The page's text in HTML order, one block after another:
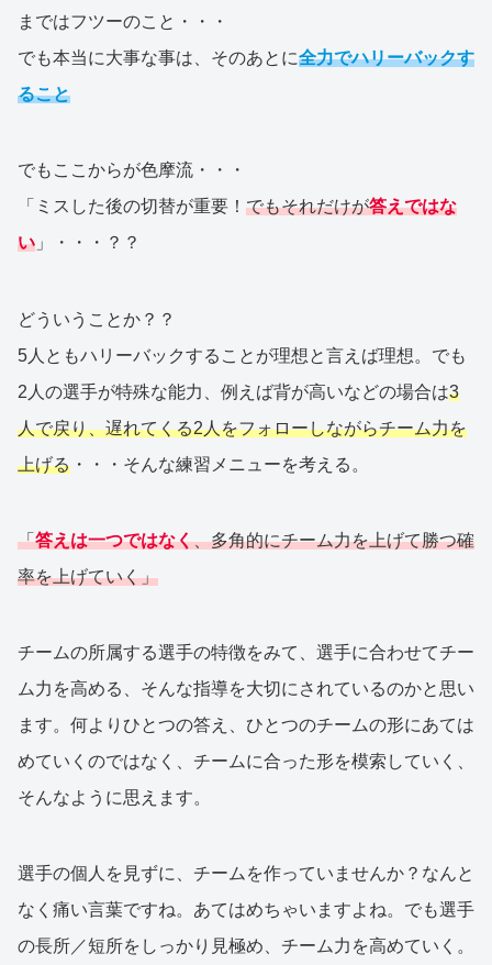
まではフツーのこと・・・
でも本当に大事な事は、そのあとに全力でハリーバックす
ること
でもここからが色摩流・・・
「ミスした後の切替が重要！ でもそれだけが答えではな
い 」・・・？？
どういうことか？？
5人ともハリーバックすることが理想と言えば理想。でも
2人の選手が特殊な能力、例えば背が高いなどの場合は3
人で戻り、遅れてくる2人をフォローしながらチーム力を
上げる ・・・そんな練習メニューを考える。
「答えは一つではなく、多角的にチーム力を上げて勝つ確
率を上げていく」
チームの所属する選手の特徴をみて、選手に合わせてチー
ム力を高める、そんな指導を大切にされているのかと思い
ます。何よりひとつの答え、ひとつのチームの形にあては
めていくのではなく、チームに合った形を模索していく、
そんなように思えます。
選手の個人を見ずに、チームを作っていませんか？なんと
なく痛い言葉ですね。あてはめちゃいますよね。でも選手
の長所／短所をしっかり見極め、チーム力を高めていく。